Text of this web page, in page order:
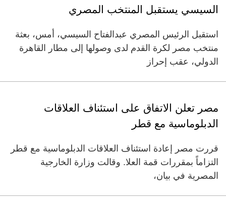
السيسي يستقبل المنتخب المصري
استقبل الرئيس المصري عبدالفتاح السيسي، أمس، بعثة
منتخب مصر لكرة القدم لدى وصولها إلى مطار القاهرة
الدولي، عقب إحراز
مصر تعلن الاتفاق على استئناف العلاقات
الدبلوماسية مع قطر
قررت مصر إعادة استئناف العلاقات الدبلوماسية مع قطر
التزاماً بمقررات قمة العلا. وقالت وزارة الخارجية
المصرية في بيان،